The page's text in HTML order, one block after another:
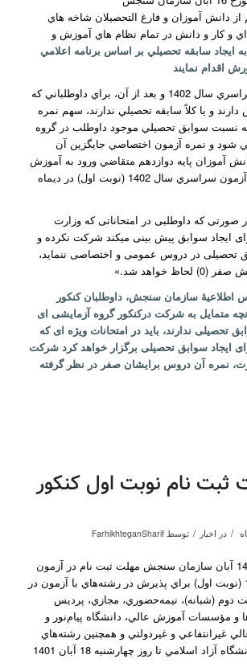
از دانش آموزان و فارغ­ التحصيلان شاخه هاي
و كار و دانش در تمام نظام هاي آموزش و
ايجاد سابقه تحصيلي بر اساس برنامه اعلامي
اقدام نمايند
در آزمون سراسري سال 1402 و بعد از آن، براي داوطلباني كه
و يا كلاً سابقه تحصيلي ندارند، سهم نمره
نسبت سوابق تحصيلي موجود داوطلب در گروه
شود و نمره آزمون اختصاصي جايگزين آن
آموزان پايه دوازدهم متقاضي ورود به آموزش
عالي، مي توانند در آزمون سراسري سال 1402 (نوبت اول) در ديماه
صورتی که داوطلبی در امتحاناتی که وزارت
ایجاد سوابق پیش بینی می­کند شرکت نکرده و
تحصیلی در دروس عمومی و اختصاصی ننماید،
خواهد شد.»
اطلاعیۀ سازمان سنجش، داوطلبان کنکور
1402، چنانچه متمایل به شرکت درکنکور گروه آزمایشی ای
تحصیلی ندارند، باید در امتحانات ویژه ای که
ایجاد سوابق تحصیلی برگزار خواهد کرد شرکت
نمره آن دروس برایشان صفر در نظر گرفته
ثبت نام نوبت اول کنکور
/ در اخبار / توسط FarhikhteganSharif
طبق اطلاعیه موزخ 14 آبان سازمان سنجش مهلت ثبت نام در آزمون‌
سراسري‌ سال 1402 (نوبت اول) براي‌ پذيرش در رشته‌هاي با آزمون در
دوم (شبانه)، نيمه‌حضوري، مجازي، پرديس
و مؤسسات‌ آموزش‌ عالي، دانشگاه‌ پيام‌نور و
غيرانتفاعي‌ و غيردولتي‌ و همچنين رشته‌هاي
تحصيلي با آزمون دانشگاه آزاد اسلامي تا روز چهارشنبه 18 آبان 1401